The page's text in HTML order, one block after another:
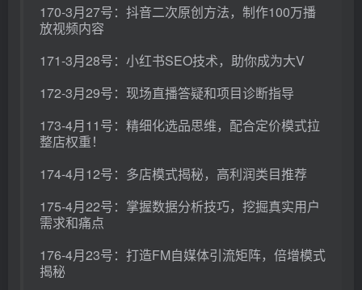
170-3月27号：抖音二次原创方法，制作100万播
放视频内容
171-3月28号：小红书SEO技术，助你成为大V
172-3月29号：现场直播答疑和项目诊断指导
173-4月11号：精细化选品思维，配合定价模式拉
整店权重！
174-4月12号：多店模式揭秘，高利润类目推荐
175-4月22号：掌握数据分析技巧，挖掘真实用户
需求和痛点
176-4月23号：打造FM自媒体引流矩阵，倍增模式
揭秘